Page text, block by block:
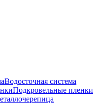
Водосточная система
Подкровельные пленки